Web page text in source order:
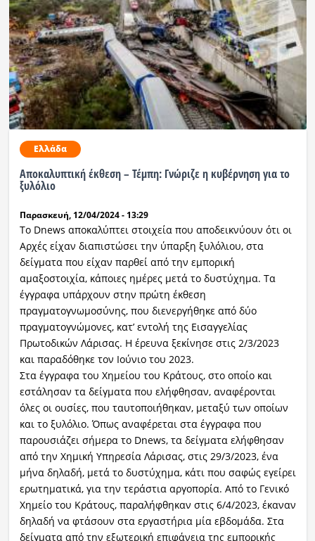
Ελλάδα
Αποκαλυπτική έκθεση – Τέμπη: Γνώριζε η κυβέρνηση για το
ξυλόλιο
Παρασκευή, 12/04/2024 - 13:29
Το Dnews αποκαλύπτει στοιχεία που αποδεικνύουν ότι οι
Αρχές είχαν διαπιστώσει την ύπαρξη ξυλόλιου, στα
δείγματα που είχαν παρθεί από την εμπορική
αμαξοστοιχία, κάποιες ημέρες μετά το δυστύχημα. Τα
έγγραφα υπάρχουν στην πρώτη έκθεση
πραγματογνωμοσύνης, που διενεργήθηκε από δύο
πραγματογνώμονες, κατ’ εντολή της Εισαγγελίας
Πρωτοδικών Λάρισας. Η έρευνα ξεκίνησε στις 2/3/2023
και παραδόθηκε τον Ιούνιο του 2023.
Στα έγγραφα του Χημείου του Κράτους, στο οποίο και
εστάλησαν τα δείγματα που ελήφθησαν, αναφέρονται
όλες οι ουσίες, που ταυτοποιήθηκαν, μεταξύ των οποίων
και το ξυλόλιο. Όπως αναφέρεται στα έγγραφα που
παρουσιάζει σήμερα το Dnews, τα δείγματα ελήφθησαν
από την Χημική Υπηρεσία Λάρισας, στις 29/3/2023, ένα
μήνα δηλαδή, μετά το δυστύχημα, κάτι που σαφώς εγείρει
ερωτηματικά, για την τεράστια αργοπορία. Από το Γενικό
Χημείο του Κράτους, παραλήφθηκαν στις 6/4/2023, έκαναν
δηλαδή να φτάσουν στα εργαστήρια μία εβδομάδα. Στα
δείγματα από την εξωτερική επιφάνεια της εμπορικής